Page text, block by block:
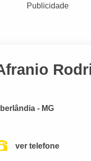
Publicidade
- MG
ver telefone